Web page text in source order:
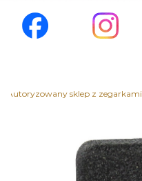
Autoryzowany sklep z zegarkami